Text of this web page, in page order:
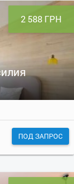
2 588 ГРН
ПОД ЗАПРОС